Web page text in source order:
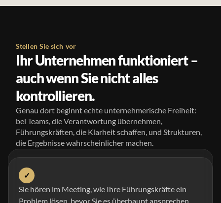
Stellen Sie sich vor
Ihr Unternehmen funktioniert –
auch wenn Sie nicht alles
kontrollieren.
Genau dort beginnt echte unternehmerische Freiheit:
bei Teams, die Verantwortung übernehmen,
Führungskräften, die Klarheit schaffen, und Strukturen,
die Ergebnisse wahrscheinlicher machen.
✓
Sie hören im Meeting, wie Ihre Führungskräfte ein
Problem lösen, bevor Sie es überhaupt ansprechen